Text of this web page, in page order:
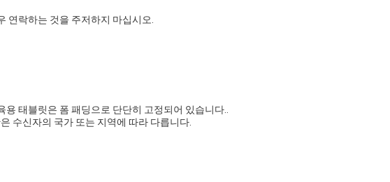
연락하는 것을 주저하지 마십시오.
태블릿은 폼 패딩으로 단단히 고정되어 있습니다..
수신자의 국가 또는 지역에 따라 다릅니다.